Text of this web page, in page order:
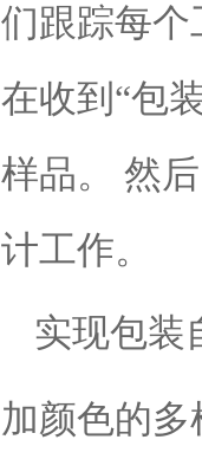
们跟踪每
在收到“包
样品。 然
计工作。
实现包装
加颜色的